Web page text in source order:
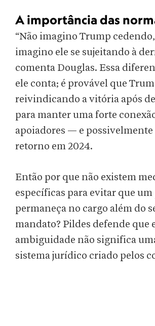
A importância das
“Não imagino Trump
imagino ele se sujeitando à
comenta Douglas. Essa
ele conta; é provável que
reivindicando a vitória após
para manter uma forte
apoiadores — e
retorno em 2024.
Então por que não existem
específicas para evitar que
permaneça no cargo além do
mandato? Pildes defende que
ambiguidade não significa
sistema jurídico criado pelos